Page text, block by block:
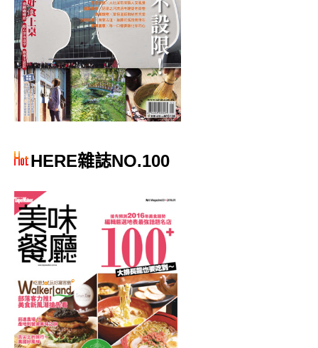
HERE雜誌NO.100